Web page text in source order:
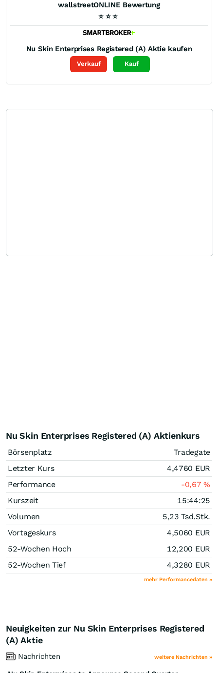
wallstreetONLINE Bewertung
⭐ ⭐ ⭐
Nu Skin Enterprises Registered (A) Aktie kaufen
Verkauf Kauf
Nu Skin Enterprises Registered (A) Aktienkurs
Börsenplatz
Tradegate
Letzter Kurs
4,4760 EUR
Performance
-0,67%
Kurszeit
15:44:25
Volumen
5,23 Tsd.Stk.
Vortageskurs
4,5060 EUR
52-Wochen Hoch
12,200 EUR
52-Wochen Tief
4,3280 EUR
mehr Performancedaten »
Neuigkeiten zur Nu Skin Enterprises Registered
(A) Aktie
Nachrichten weitere Nachrichten »